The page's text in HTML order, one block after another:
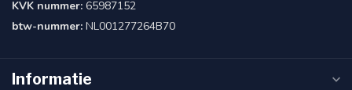
KVK nummer: 65987152
btw-nummer: NL001277264B70
Informatie